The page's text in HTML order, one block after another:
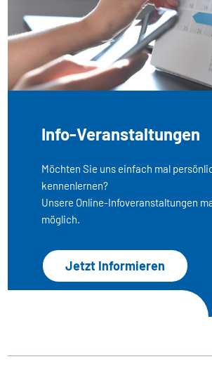
Info-Veranstaltungen
Möchten Sie uns einfach mal
kennenlernen?
Unsere Online-Infoveranstaltungen
möglich.
Jetzt Informieren